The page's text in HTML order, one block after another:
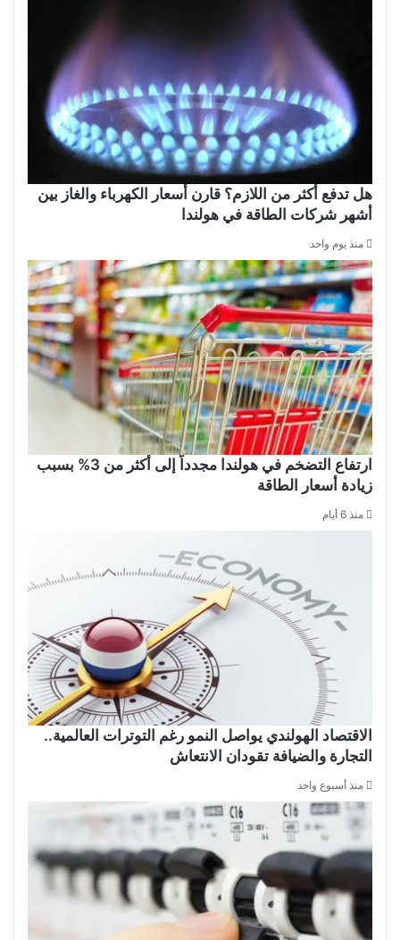
هل تدفع أكثر من اللازم؟ قارن أسعار الكهرباء والغاز بين
أشهر شركات الطاقة في هولندا
منذ يوم واحد
ارتفاع التضخم في هولندا مجدداً إلى أكثر من 3% بسبب
زيادة أسعار الطاقة
منذ 6 أيام
الاقتصاد الهولندي يواصل النمو رغم التوترات العالمية..
التجارة والضيافة تقودان الانتعاش
منذ أسبوع واحد